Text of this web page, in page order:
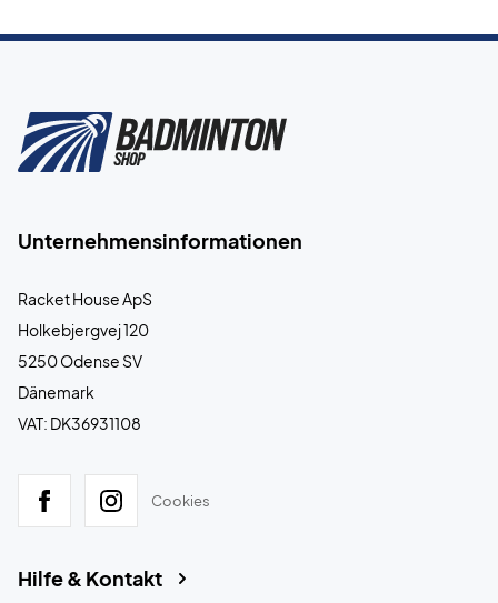
Unternehmensinformationen
Racket House ApS
Holkebjergvej 120
5250 Odense SV
Dänemark
VAT: DK36931108
Cookies
Hilfe & Kontakt